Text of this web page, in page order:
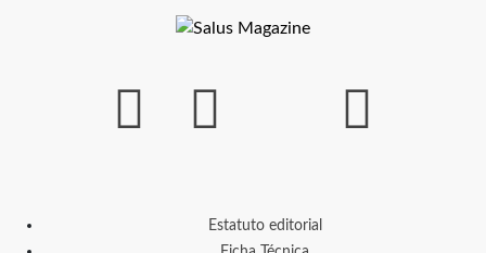
Estatuto editorial